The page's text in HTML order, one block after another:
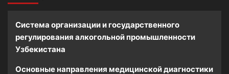
Система организации и государственного
регулирования алкогольной промышленности
Узбекистана
Основные направления медицинской диагностики